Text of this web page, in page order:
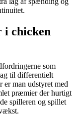
i chicken
som
til differentielt
er man udstyret med
præmier der hurtigt
spilleren og spillet